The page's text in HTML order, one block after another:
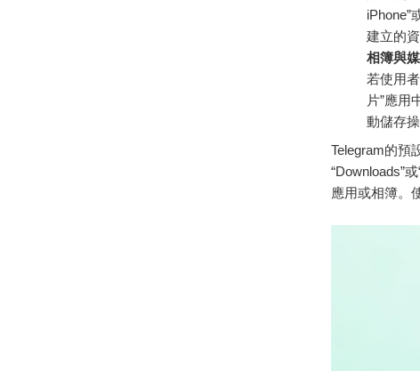
iPhone”
建立的
相簿與
若使用
片”應用
動儲存操
Telegram的預
“Downloads”
應用或相簿。